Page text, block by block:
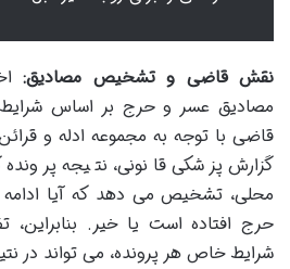
نقش قاضی و تشخیص مصادیق:
مصادیق عسر و حرج بر اساس شرایط
قاضی با توجه به مجموعه ادله و
گزارش پزشکی قانونی، نتیجه
محلی، تشخیص می دهد که آیا
حرج افتاده است یا خیر.
شرایط خاص هر پرونده، می تواند در